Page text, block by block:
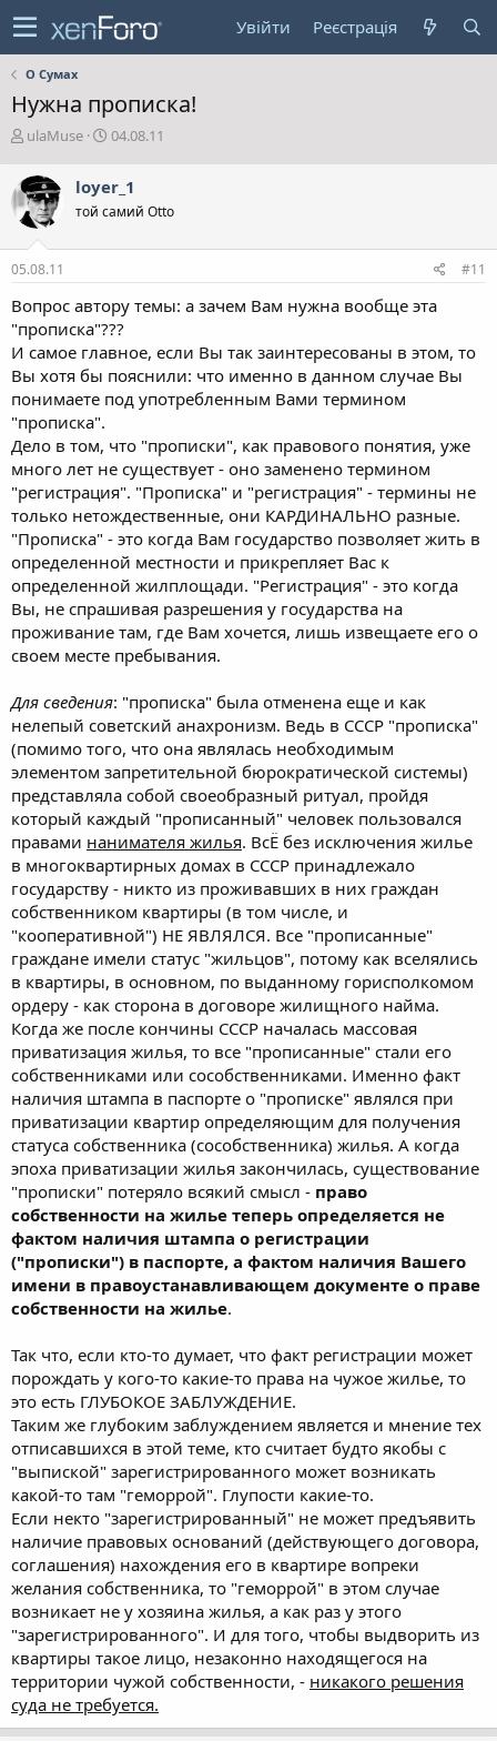
Увійти Реєстрація
О Сумах
Нужна прописка!
А
т
о
р
т
е
м
ulaMuse
Д
а
с
в
е
н
н
я
04.08.11
loyer_1
той самий Otto
05.08.11 #11
Вопрос автору темы: а зачем Вам нужна вообще эта
"прописка"???
И самое главное, если Вы так заинтересованы в этом, то
Вы хотя бы пояснили: что именно в данном случае Вы
понимаете под употребленным Вами термином
"прописка".
Дело в том, что "прописки", как правового понятия, уже
много лет не существует - оно заменено термином
"регистрация". "Прописка" и "регистрация" - термины не
только нетождественные, они КАРДИНАЛЬНО разные.
"Прописка" - это когда Вам государство позволяет жить в
определенной местности и прикрепляет Вас к
определенной жилплощади. "Регистрация" - это когда
Вы, не спрашивая разрешения у государства на
проживание там, где Вам хочется, лишь извещаете его о
своем месте пребывания.
Для сведения: "прописка" была отменена еще и как
нелепый советский анахронизм. Ведь в СССР "прописка"
(помимо того, что она являлась необходимым
элементом запретительной бюрократической системы)
представляла собой своеобразный ритуал, пройдя
который каждый "прописанный" человек пользовался
правами нанимателя жилья. ВсЁ без исключения жилье
в многоквартирных домах в СССР принадлежало
государству - никто из проживавших в них граждан
собственником квартиры (в том числе, и
"кооперативной") НЕ ЯВЛЯЛСЯ. Все "прописанные"
граждане имели статус "жильцов", потому как вселялись
в квартиры, в основном, по выданному горисполкомом
ордеру - как сторона в договоре жилищного найма.
Когда же после кончины СССР началась массовая
приватизация жилья, то все "прописанные" стали его
собственниками или сособственниками. Именно факт
наличия штампа в паспорте о "прописке" являлся при
приватизации квартир определяющим для получения
статуса собственника (сособственника) жилья. А когда
эпоха приватизации жилья закончилась, существование
"прописки" потеряло всякий смысл - право
собственности на жилье теперь определяется не
фактом наличия штампа о регистрации
("прописки") в паспорте, а фактом наличия Вашего
имени в правоустанавливающем документе о праве
собственности на жилье.
Так что, если кто-то думает, что факт регистрации может
порождать у кого-то какие-то права на чужое жилье, то
это есть ГЛУБОКОЕ ЗАБЛУЖДЕНИЕ.
Таким же глубоким заблуждением является и мнение тех
отписавшихся в этой теме, кто считает будто якобы с
"выпиской" зарегистрированного может возникать
какой-то там "геморрой". Глупости какие-то.
Если некто "зарегистрированный" не может предъявить
наличие правовых оснований (действующего договора,
соглашения) нахождения его в квартире вопреки
желания собственника, то "геморрой" в этом случае
возникает не у хозяина жилья, а как раз у этого
"зарегистрированного". И для того, чтобы выдворить из
квартиры такое лицо, незаконно находящегося на
территории чужой собственности, - никакого решения
суда не требуется.